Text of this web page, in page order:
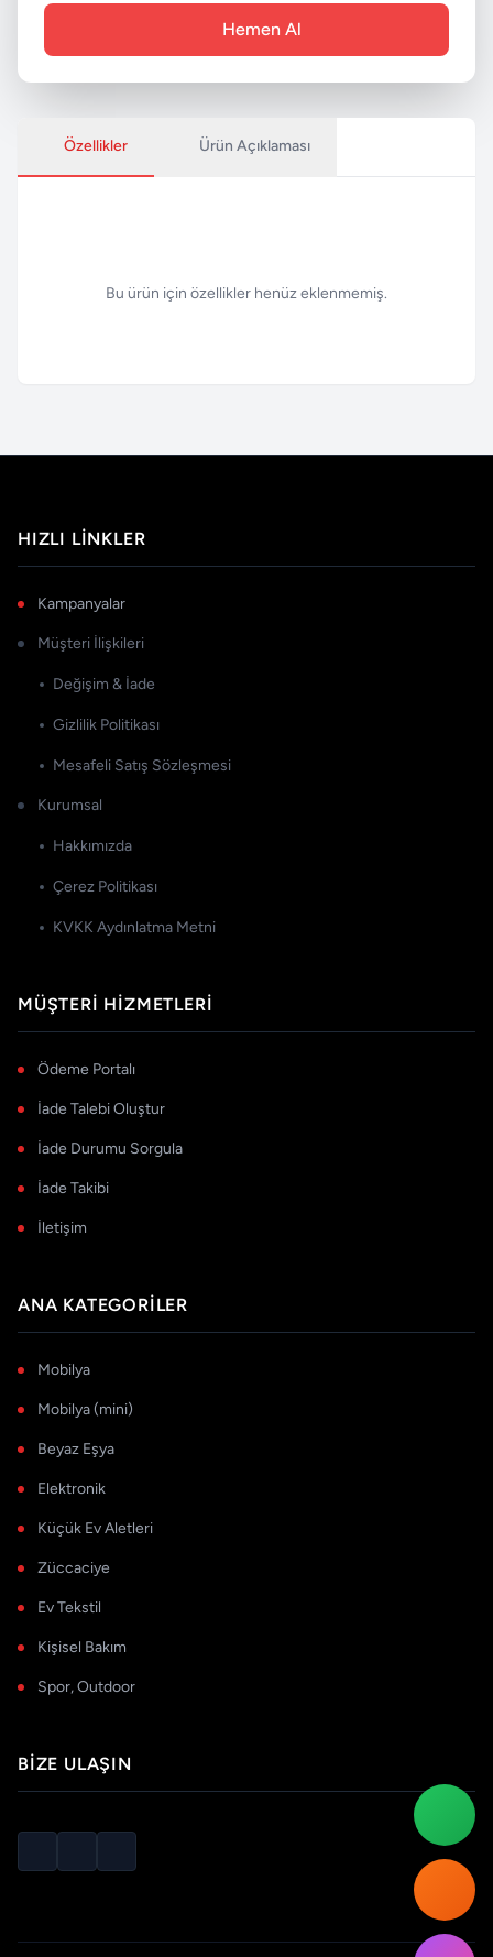
Hemen Al
Özellikler Ürün Açıklaması
Bu ürün için özellikler henüz eklenmemiş.
HIZLI LINKLER
Kampanyalar
Müşteri İlişkileri
Değişim & İade
Gizlilik Politikası
Mesafeli Satış Sözleşmesi
Kurumsal
Hakkımızda
Çerez Politikası
KVKK Aydınlatma Metni
MÜŞTERI HIZMETLERI
Ödeme Portalı
İade Talebi Oluştur
İade Durumu Sorgula
İade Takibi
İletişim
ANA KATEGORILER
Mobilya
Mobilya (mini)
Beyaz Eşya
Elektronik
Küçük Ev Aletleri
Züccaciye
Ev Tekstil
Kişisel Bakım
Spor, Outdoor
BIZE ULAŞIN